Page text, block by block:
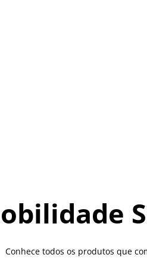
Conhece todos os produtos que